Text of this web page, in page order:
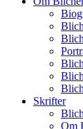
Skrifter
Om